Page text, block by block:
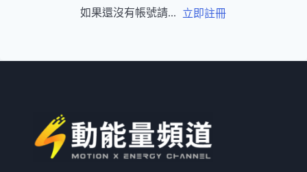
如果還沒有帳號請... 立即註冊